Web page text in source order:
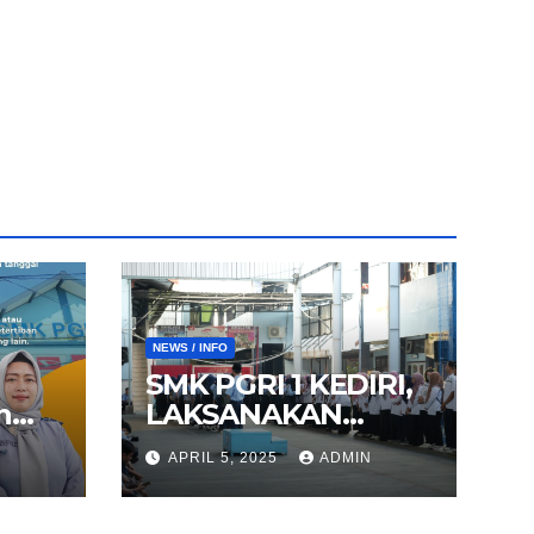
NEWS / INFO
SMK PGRI 1 KEDIRI,
LAKSANAKAN
AGENDA HALAL
BIHALAL
APRIL 5, 2025 ADMIN